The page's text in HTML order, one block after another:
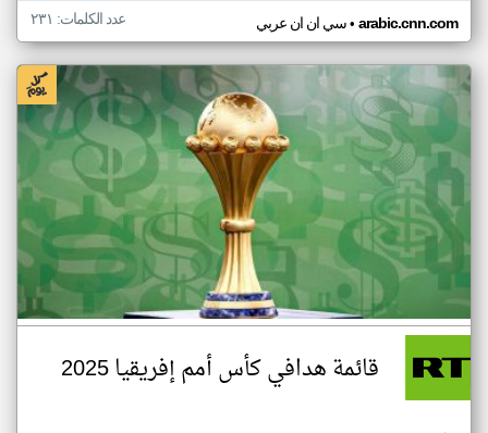
سي ان ان عربي• arabic.cnn.com عدد الكلمات: ٢٣١
قائمة هدافي كأس أمم إفريقيا 2025